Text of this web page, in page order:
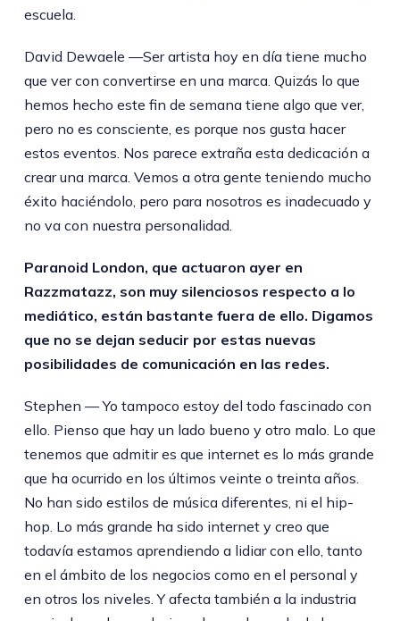
escuela.
David Dewaele —Ser artista hoy en día tiene mucho
que ver con convertirse en una marca. Quizás lo que
hemos hecho este fin de semana tiene algo que ver,
pero no es consciente, es porque nos gusta hacer
estos eventos. Nos parece extraña esta dedicación a
crear una marca. Vemos a otra gente teniendo mucho
éxito haciéndolo, pero para nosotros es inadecuado y
no va con nuestra personalidad.
Paranoid London, que actuaron ayer en
Razzmatazz, son muy silenciosos respecto a lo
mediático, están bastante fuera de ello. Digamos
que no se dejan seducir por estas nuevas
posibilidades de comunicación en las redes.
Stephen — Yo tampoco estoy del todo fascinado con
ello. Pienso que hay un lado bueno y otro malo. Lo que
tenemos que admitir es que internet es lo más grande
que ha ocurrido en los últimos veinte o treinta años.
No han sido estilos de música diferentes, ni el hip-
hop. Lo más grande ha sido internet y creo que
todavía estamos aprendiendo a lidiar con ello, tanto
en el ámbito de los negocios como en el personal y
en otros los niveles. Y afecta también a la industria